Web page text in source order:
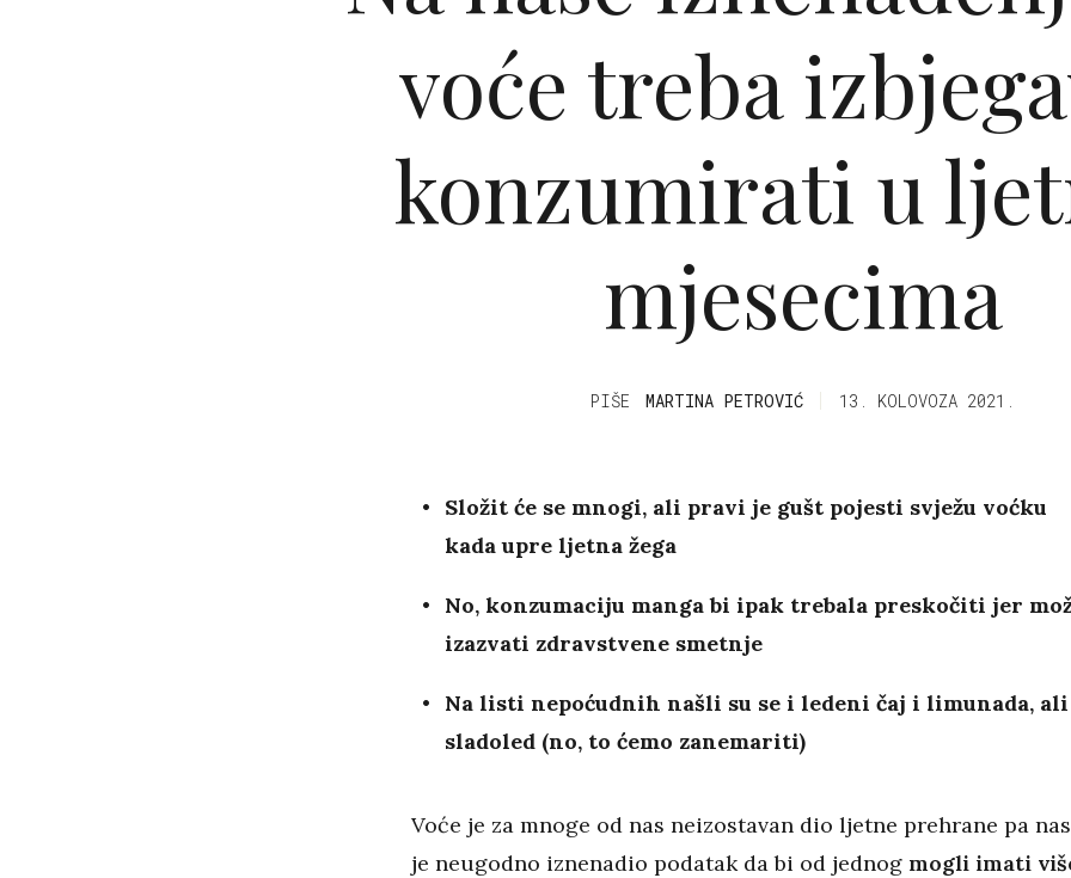
voće treba
konzumirati u
mjesecima
PIŠE MARTINA PETROVIĆ 13. KOLOVOZA 2021.
Složit će se mnogi, ali pravi je gušt pojesti svježu voćku
kada upre ljetna žega
No, konzumaciju manga bi ipak trebala preskočiti jer
izazvati zdravstvene smetnje
Na listi nepoćudnih našli su se i ledeni čaj i limunada,
sladoled (no, to ćemo zanemariti)
Voće je za mnoge od nas neizostavan dio ljetne prehrane pa nas
je neugodno iznenadio podatak da bi od jednog mogli imati